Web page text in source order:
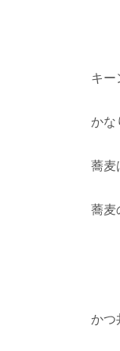
キー
かな
蕎麦
蕎麦
かつ